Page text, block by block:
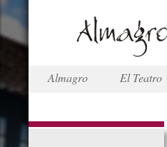
Almagro El Teatro